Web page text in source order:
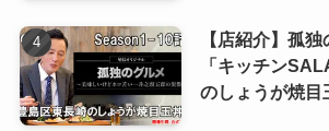
【店紹介】孤
「キッチン
のしょうが焼目